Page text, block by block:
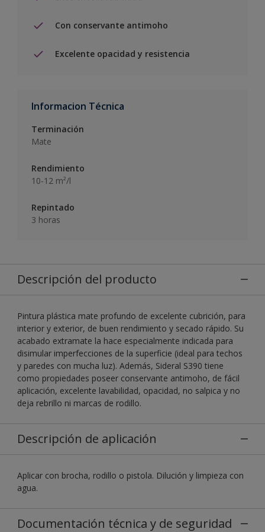
Con conservante antimoho
Excelente opacidad y resistencia
Informacion Técnica
Terminación
Mate
Rendimiento
10-12 m²/l
Repintado
3 horas
Descripción del producto
Pintura plástica mate profundo de excelente cubrición, para
interior y exterior, de buen rendimiento y secado rápido. Su
acabado extramate la hace especialmente indicada para
disimular imperfecciones de la superficie (ideal para techos
y paredes con mucha luz). Además, Sideral S390 tiene
como propiedades poseer conservante antimoho, de fácil
aplicación, excelente lavabilidad, opacidad, no salpica y no
deja rebrillo ni marcas de rodillo.
Descripción de aplicación
Aplicar con brocha, rodillo o pistola. Dilución y limpieza con
agua.
Documentación técnica y de seguridad